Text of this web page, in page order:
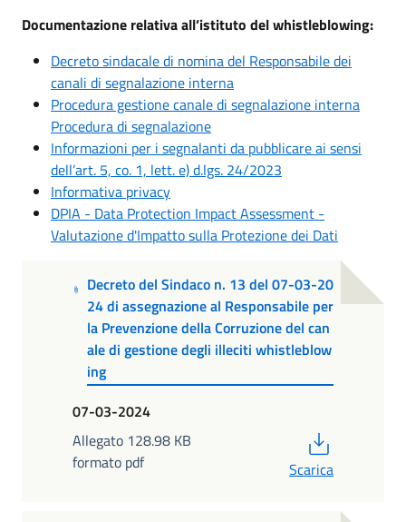
Documentazione relativa all’istituto del whistleblowing:
Decreto sindacale di nomina del Responsabile dei
canali di segnalazione interna
Procedura gestione canale di segnalazione interna
Procedura di segnalazione
Informazioni per i segnalanti da pubblicare ai sensi
dell’art. 5, co. 1, lett. e) d.lgs. 24/2023
Informativa privacy
DPIA - Data Protection Impact Assessment -
Valutazione d'Impatto sulla Protezione dei Dati
Decreto del Sindaco n. 13 del 07-03-20
24 di assegnazione al Responsabile per
la Prevenzione della Corruzione del can
ale di gestione degli illeciti whistleblow
ing
07-03-2024
Allegato 128.98 KB
formato pdf
Scarica